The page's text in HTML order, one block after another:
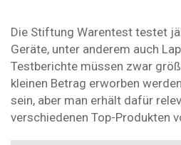
Die Stiftung Warentest testet
Geräte, unter anderem auch
Testberichte müssen zwar
kleinen Betrag erworben
sein, aber man erhält dafür
verschiedenen Top-Produkten